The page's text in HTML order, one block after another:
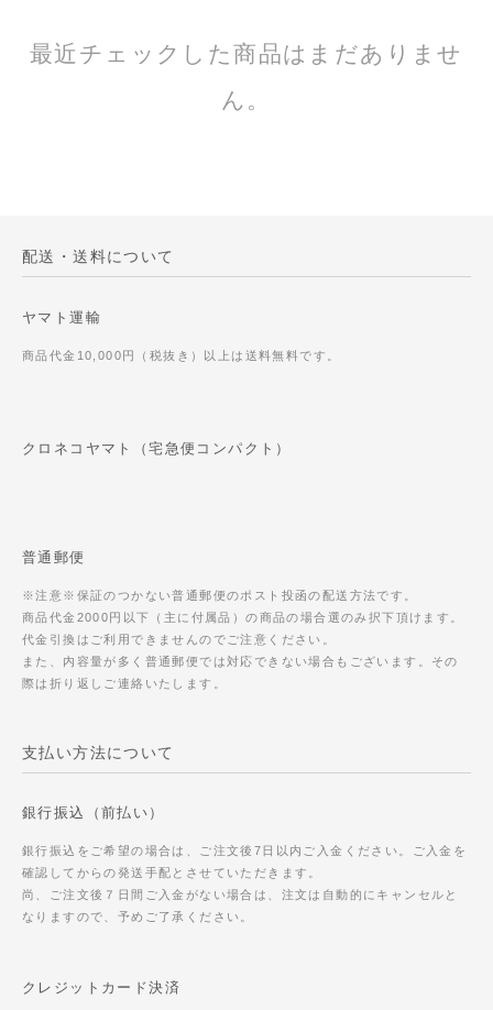
最近チェックした商品はまだありませ
ん。
配送・送料について
ヤマト運輸
商品代金10,000円（税抜き）以上は送料無料です。
クロネコヤマト（宅急便コンパクト）
普通郵便
※注意※保証のつかない普通郵便のポスト投函の配送方法です。
商品代金2000円以下（主に付属品）の商品の場合選のみ択下頂けます。
代金引換はご利用できませんのでご注意ください。
また、内容量が多く普通郵便では対応できない場合もございます。その
際は折り返しご連絡いたします。
支払い方法について
銀行振込（前払い）
銀行振込をご希望の場合は、ご注文後7日以内ご入金ください。ご入金を
確認してからの発送手配とさせていただきます。
尚、ご注文後７日間ご入金がない場合は、注文は自動的にキャンセルと
なりますので、予めご了承ください。
クレジットカード決済